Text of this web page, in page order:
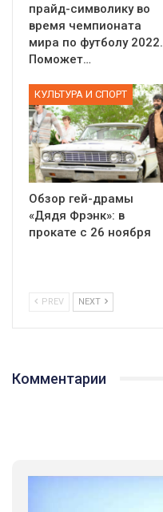
прайд-символику во
время чемпионата
мира по футболу 2022.
Поможет…
КУЛЬТУРА И СПОРТ
Обзор гей-драмы
«Дядя Фрэнк»: в
прокате с 26 ноября
PREV NEXT
Комментарии